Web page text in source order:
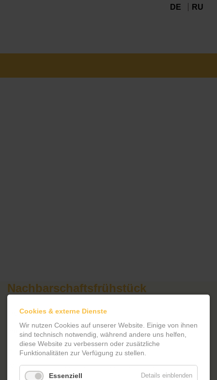
DE RU
Nachbarschaftsfrühstück
18.01.2025 | 10 Uhr
mit Livemusik
Wir laden unsere Nachbarn und Nachbarinnen zum
gemeinsamen Frühstück ein. In gemütlicher Atmosphäre
Cookies & externe Dienste
Wir nutzen Cookies auf unserer Website. Einige von ihnen
sind technisch notwendig, während andere uns helfen,
diese Website zu verbessern oder zusätzliche
Funktionalitäten zur Verfügung zu stellen.
Essenziell Details einblenden